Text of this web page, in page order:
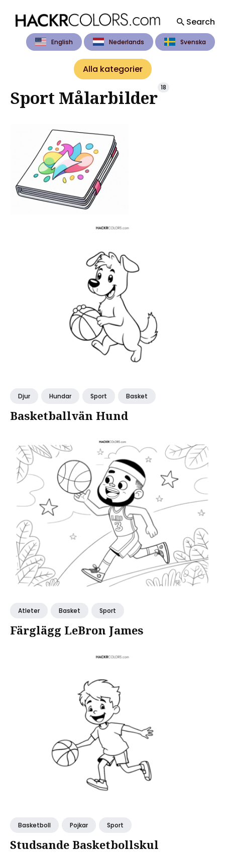
Search
English Nederlands Svenska
Search
Alla kategorier
Sport Målarbilder 18
Djur Hundar Sport Basket
Basketballvän Hund
Atleter Basket Sport
Färglägg LeBron James
Basketboll Pojkar Sport
Studsande Basketbollskul